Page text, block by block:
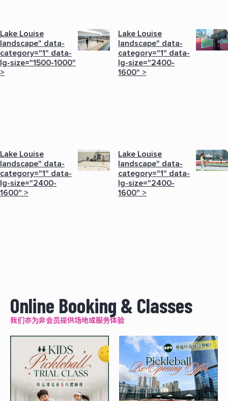
Lake Louise
landscape" data-
category="1" data-
lg-size="1500-1000"
>
Lake Louise
landscape" data-
category="1" data-
lg-size="2400-
1600" >
Lake Louise
landscape" data-
category="1" data-
lg-size="2400-
1600" >
Lake Louise
landscape" data-
category="1" data-
lg-size="2400-
1600" >
Online Booking & Classes
我们亦为非会员提供场地或服务体验